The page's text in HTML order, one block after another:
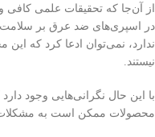
از آن‌جا که تحقیقات علمی کافی
در اسپری‌های ضد عرق بر
ندارد، نمی‌توان ادعا کرد که
نیستند.
با این حال نگرانی‌هایی وجود
محصولات ممکن است به